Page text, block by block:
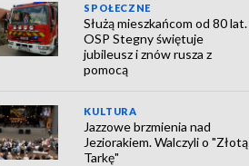
SPOŁECZNE
Służą mieszkańcom od 80 lat.
OSP Stegny świętuje
jubileusz i znów rusza z
pomocą
KULTURA
Jazzowe brzmienia nad
Jeziorakiem. Walczyli o "Złotą
Tarkę"